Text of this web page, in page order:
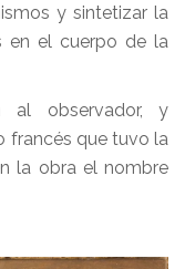
y sintetizar la
en el cuerpo de la
al observador, y
francés que tuvo la
la obra el nombre